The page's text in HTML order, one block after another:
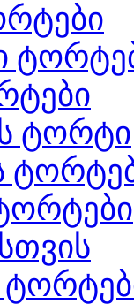
ტორტი